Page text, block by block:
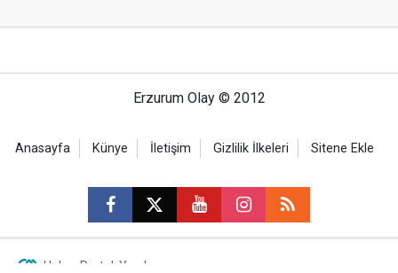
Erzurum Olay © 2012
Anasayfa Künye İletişim Gizlilik İlkeleri Sitene Ekle
Haber Portalı Yazılımı